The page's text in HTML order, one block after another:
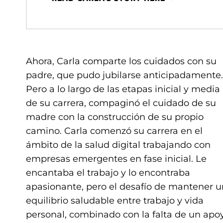
Ahora, Carla comparte los cuidados con su
padre, que pudo jubilarse anticipadamente.
Pero a lo largo de las etapas inicial y media
de su carrera, compaginó el cuidado de su
madre con la construcción de su propio
camino. Carla comenzó su carrera en el
ámbito de la salud digital trabajando con
empresas emergentes en fase inicial. Le
encantaba el trabajo y lo encontraba
apasionante, pero el desafío de mantener
equilibrio saludable entre trabajo y vida
personal, combinado con la falta de un